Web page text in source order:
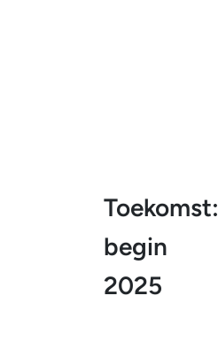
Toekomst:
begin
2025